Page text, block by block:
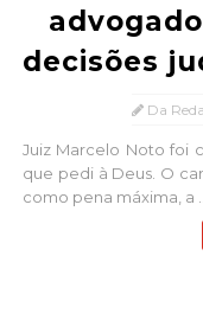
decisões
Da
Juiz Marcelo Noto foi
que pedi à Deus. O
como pena máxima, a ...